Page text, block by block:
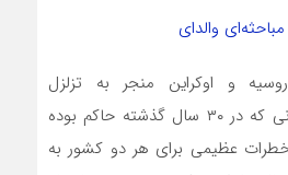
والدای
و اوکراین منجر به تزلزل
بی‌سابقه‌ای در نظم جهانی که در ۳۰ سال گذشته حاکم بوده
عظیمی برای هر دو کشور به